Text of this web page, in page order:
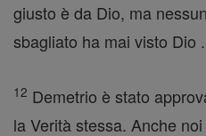
giusto è da Dio, ma
sbagliato ha mai visto Dio .
12 Demetrio è stato
la Verità stessa. Anche